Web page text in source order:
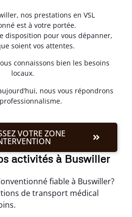
nos prestations en VSL
est à votre portée.
disposition pour vous dépanner,
soient vos attentes.
connaissons bien les besoins
locaux.
nous vous répondrons
VOTRE ZONE
activités à Buswiller
fiable à Buswiller?
de transport médical